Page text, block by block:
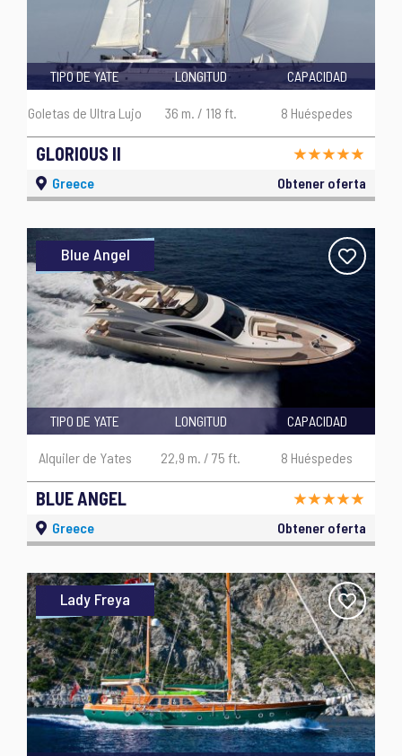
GLORIOUS II
TIPO DE YATE
Goletas de Ultra Lujo
LONGITUD
36 m. / 118 ft.
CAPACIDAD
8 Huéspedes
Greece Obtener oferta
Blue Angel
BLUE ANGEL
TIPO DE YATE
Alquiler de Yates
LONGITUD
22,9 m. / 75 ft.
CAPACIDAD
8 Huéspedes
Greece Obtener oferta
Lady Freya